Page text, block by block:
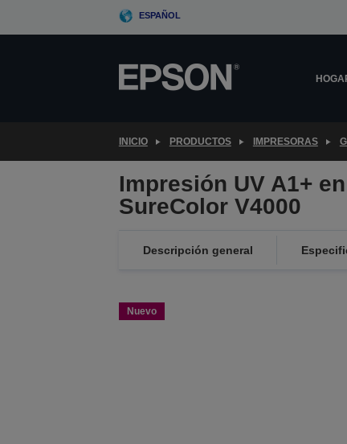
ESPAÑOL
INICIO PRODUCTOS IMPRESORAS
Impresión UV A1+
SureColor V4000
Descripción general
Nuevo